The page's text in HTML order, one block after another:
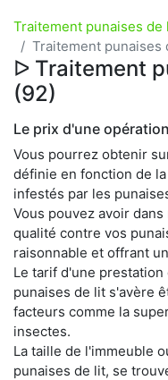
Traitement punaises de
Traitement punaises
ᐅ Traitement
(92)
Le prix d'une
Vous pourrez obtenir
définie en fonction de
infestés par les
Vous pouvez avoir
qualité contre vos
raisonnable et offrant
Le tarif d'une
punaises de lit s'avère
facteurs comme la
insectes.
La taille de l'immeuble
punaises de lit, se